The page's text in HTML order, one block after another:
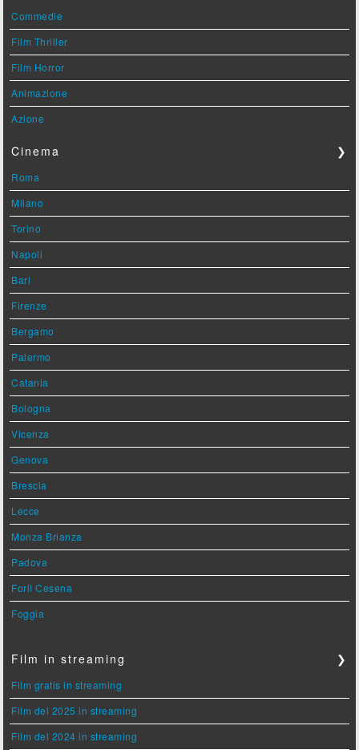
Commedie
Film Thriller
Film Horror
Animazione
Azione
Cinema ❯
Roma
Milano
Torino
Napoli
Bari
Firenze
Bergamo
Palermo
Catania
Bologna
Vicenza
Genova
Brescia
Lecce
Monza Brianza
Padova
Forlì Cesena
Foggia
Film in streaming ❯
Film gratis in streaming
Film del 2025 in streaming
Film del 2024 in streaming